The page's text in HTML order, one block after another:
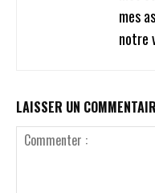
mes
notre
LAISSER UN